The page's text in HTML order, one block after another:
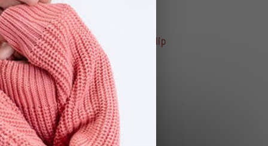
Dětský chunky svetr Black Tulip
1 690 Kč